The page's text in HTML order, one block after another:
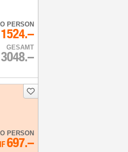
PERSON
1524.–
GESAMT
3048.–
PERSON
697.–